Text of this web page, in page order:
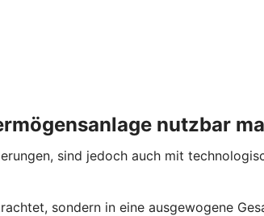
nutzbar
sind jedoch auch mit
sondern in eine ausgewogene